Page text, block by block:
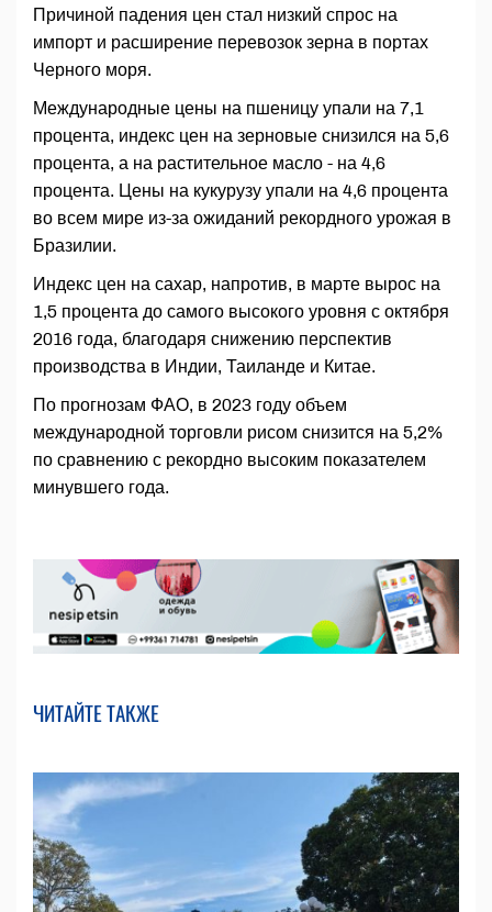
Причиной падения цен стал низкий спрос на
импорт и расширение перевозок зерна в портах
Черного моря.
Международные цены на пшеницу упали на 7,1
процента, индекс цен на зерновые снизился на 5,6
процента, а на растительное масло - на 4,6
процента. Цены на кукурузу упали на 4,6 процента
во всем мире из-за ожиданий рекордного урожая в
Бразилии.
Индекс цен на сахар, напротив, в марте вырос на
1,5 процента до самого высокого уровня с октября
2016 года, благодаря снижению перспектив
производства в Индии, Таиланде и Китае.
По прогнозам ФАО, в 2023 году объем
международной торговли рисом снизится на 5,2%
по сравнению с рекордно высоким показателем
минувшего года.
ЧИТАЙТЕ ТАКЖЕ